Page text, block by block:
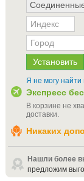
Я не могу найти
Экспресс
В корзине не
доставки
Никаких
Нашли более
предложим